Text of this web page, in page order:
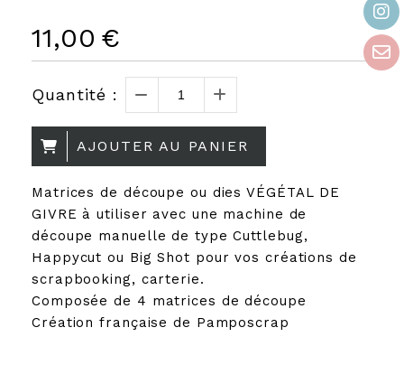
11,00 €
Quantité :
AJOUTER AU PANIER
Matrices de découpe ou dies VÉGÉTAL DE
GIVRE à utiliser avec une machine de
découpe manuelle de type Cuttlebug,
Happycut ou Big Shot pour vos créations de
scrapbooking, carterie.
Composée de 4 matrices de découpe
Création française de Pamposcrap